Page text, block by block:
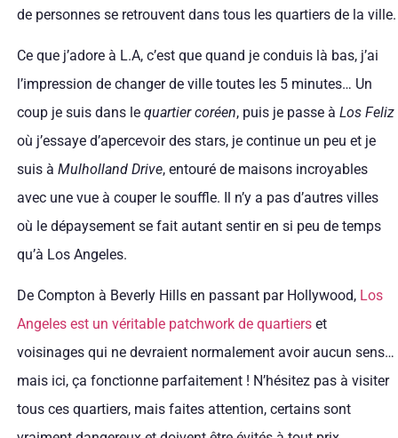
de personnes se retrouvent dans tous les quartiers de la ville.
Ce que j’adore à L.A, c’est que quand je conduis là bas, j’ai
l’impression de changer de ville toutes les 5 minutes… Un
coup je suis dans le quartier coréen, puis je passe à Los Feliz
où j’essaye d’apercevoir des stars, je continue un peu et je
suis à Mulholland Drive, entouré de maisons incroyables
avec une vue à couper le souffle. Il n’y a pas d’autres villes
où le dépaysement se fait autant sentir en si peu de temps
qu’à Los Angeles.
De Compton à Beverly Hills en passant par Hollywood, Los
Angeles est un véritable patchwork de quartierset
voisinages qui ne devraient normalement avoir aucun sens…
mais ici, ça fonctionne parfaitement ! N’hésitez pas à visiter
tous ces quartiers, mais faites attention, certains sont